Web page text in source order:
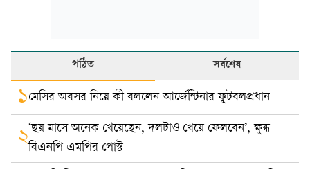
পঠিত সর্বশেষ
১মেসির অবসর নিয়ে কী বললেন আর্জেন্টিনার ফুটবলপ্রধান
২‘ছয় মাসে অনেক খেয়েছেন, দলটাও খেয়ে ফেলবেন’, ক্ষুব্ধ
বিএনপি এমপির পোস্ট